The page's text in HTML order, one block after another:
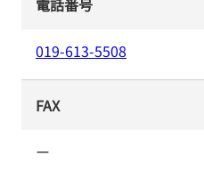
電話番号
019-613-5508
FAX
ー